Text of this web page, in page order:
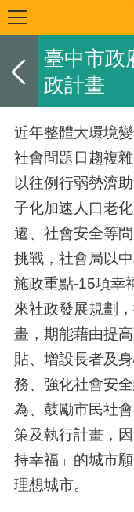
臺中市政
政計畫
近年整體大環境
社會問題日趨複
以往例行弱勢濟
子化加速人口老
遷、社會安全等
挑戰，社會局以
施政重點-15項幸
來社政發展規劃
畫，期能藉由提
貼、增設長者及
務、強化社會安
為、鼓勵市民社
策及執行計畫，
持幸福」的城市
理想城市。